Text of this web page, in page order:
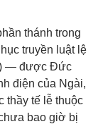
thánh trong
truyền luật lệ
— được Đức
điện của Ngài,
thầy tế lễ thuộc
bao giờ bị